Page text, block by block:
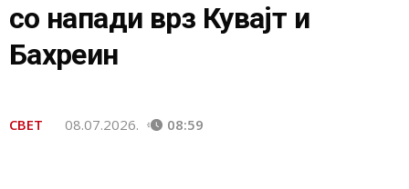
со напади врз Кувајт и
Бахреин
СВЕТ 08.07.2026. 08:59